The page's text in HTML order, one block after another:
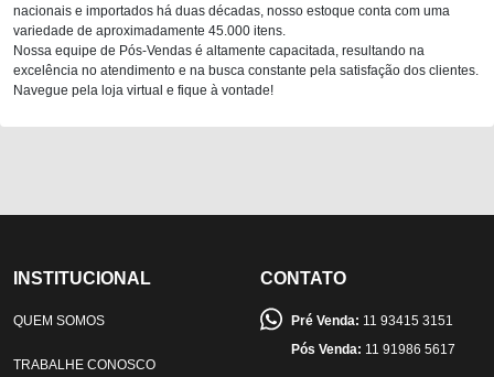
nacionais e importados há duas décadas, nosso estoque conta com uma
variedade de aproximadamente 45.000 itens.
Nossa equipe de Pós-Vendas é altamente capacitada, resultando na
excelência no atendimento e na busca constante pela satisfação dos clientes.
Navegue pela loja virtual e fique à vontade!
INSTITUCIONAL
QUEM SOMOS
TRABALHE CONOSCO
CONTATO
Pré Venda: 11 93415 3151
Pós Venda: 11 91986 5617